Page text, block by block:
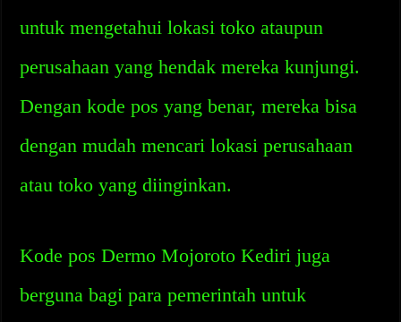
untuk mengetahui lokasi toko ataupun
perusahaan yang hendak mereka kunjungi.
Dengan kode pos yang benar, mereka bisa
dengan mudah mencari lokasi perusahaan
atau toko yang diinginkan.
Kode pos Dermo Mojoroto Kediri juga
berguna bagi para pemerintah untuk